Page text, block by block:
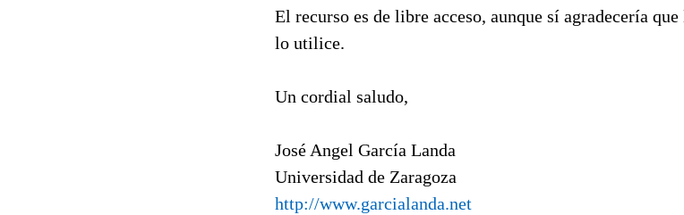
El recurso es de libre acceso, aunque sí agradecería
lo utilice.
Un cordial saludo,
José Angel García Landa
Universidad de Zaragoza
http://www.garcialanda.net